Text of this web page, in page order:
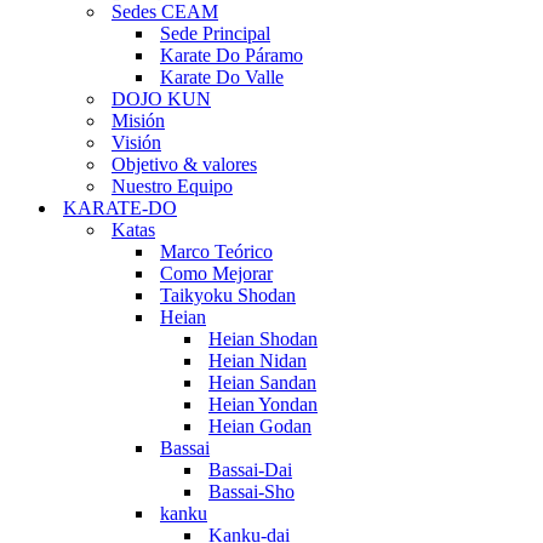
Sedes CEAM
Sede Principal
Karate Do Páramo
Karate Do Valle
DOJO KUN
Misión
Visión
Objetivo & valores
Nuestro Equipo
KARATE-DO
Katas
Marco Teórico
Como Mejorar
Taikyoku Shodan
Heian
Heian Shodan
Heian Nidan
Heian Sandan
Heian Yondan
Heian Godan
Bassai
Bassai-Dai
Bassai-Sho
kanku
Kanku-dai